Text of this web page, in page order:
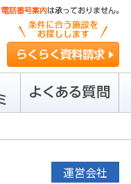
運営会社